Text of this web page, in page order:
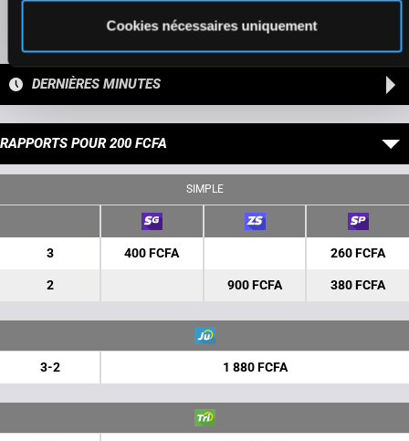
Cookies nécessaires uniquement
Présence de chevaux favoris
DERNIÈRES MINUTES
RAPPORTS POUR 200 FCFA
SIMPLE
3 400 FCFA 260 FCFA
2 900 FCFA 380 FCFA
3-2 1 880 FCFA